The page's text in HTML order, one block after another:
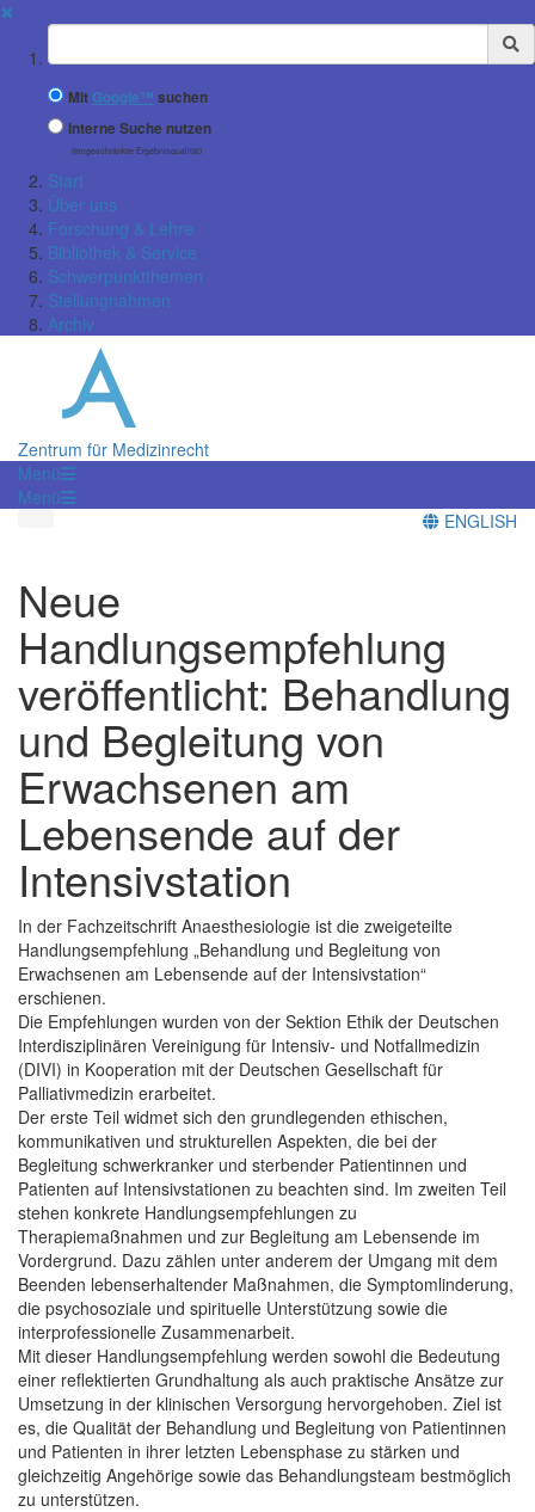
✖
Suchbegriff
Mit Google™ suchen
Interne Suche nutzen
(eingeschränkte Ergebnisqualität)
Start
Über uns
Forschung & Lehre
Bibliothek & Service
Schwerpunktthemen
Stellungnahmen
Archiv
Zentrum für Medizinrecht
Menü
Menü
ENGLISH
Neue
Handlungsempfehlung
veröffentlicht: Behandlung
und Begleitung von
Erwachsenen am
Lebensende auf der
Intensivstation
In der Fachzeitschrift Anaesthesiologie ist die zweigeteilte
Handlungsempfehlung „Behandlung und Begleitung von
Erwachsenen am Lebensende auf der Intensivstation“
erschienen.
Die Empfehlungen wurden von der Sektion Ethik der Deutschen
Interdisziplinären Vereinigung für Intensiv- und Notfallmedizin
(DIVI) in Kooperation mit der Deutschen Gesellschaft für
Palliativmedizin erarbeitet.
Der erste Teil widmet sich den grundlegenden ethischen,
kommunikativen und strukturellen Aspekten, die bei der
Begleitung schwerkranker und sterbender Patientinnen und
Patienten auf Intensivstationen zu beachten sind. Im zweiten Teil
stehen konkrete Handlungsempfehlungen zu
Therapiemaßnahmen und zur Begleitung am Lebensende im
Vordergrund. Dazu zählen unter anderem der Umgang mit dem
Beenden lebenserhaltender Maßnahmen, die Symptomlinderung,
die psychosoziale und spirituelle Unterstützung sowie die
interprofessionelle Zusammenarbeit.
Mit dieser Handlungsempfehlung werden sowohl die Bedeutung
einer reflektierten Grundhaltung als auch praktische Ansätze zur
Umsetzung in der klinischen Versorgung hervorgehoben. Ziel ist
es, die Qualität der Behandlung und Begleitung von Patientinnen
und Patienten in ihrer letzten Lebensphase zu stärken und
gleichzeitig Angehörige sowie das Behandlungsteam bestmöglich
zu unterstützen.